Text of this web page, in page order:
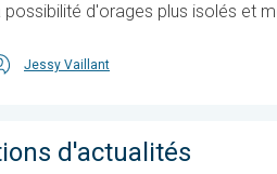
possibilité d'orages plus isolés et
Jessy Vaillant
d'actualités